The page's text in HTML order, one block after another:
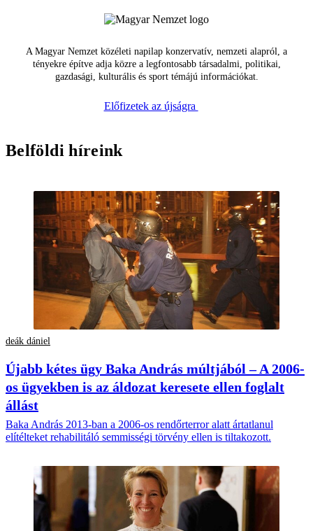
A Magyar Nemzet közéleti napilap konzervatív, nemzeti alapról, a
tényekre építve adja közre a legfontosabb társadalmi, politikai,
gazdasági, kulturális és sport témájú információkat.
Előfizetek az újságra
Belföldi híreink
deák dániel
Újabb kétes ügy Baka András múltjából – A 2006-
os ügyekben is az áldozat keresete ellen foglalt
állást
Baka András 2013-ban a 2006-os rendőrterror alatt ártatlanul
elítélteket rehabilitáló semmisségi törvény ellen is tiltakozott.